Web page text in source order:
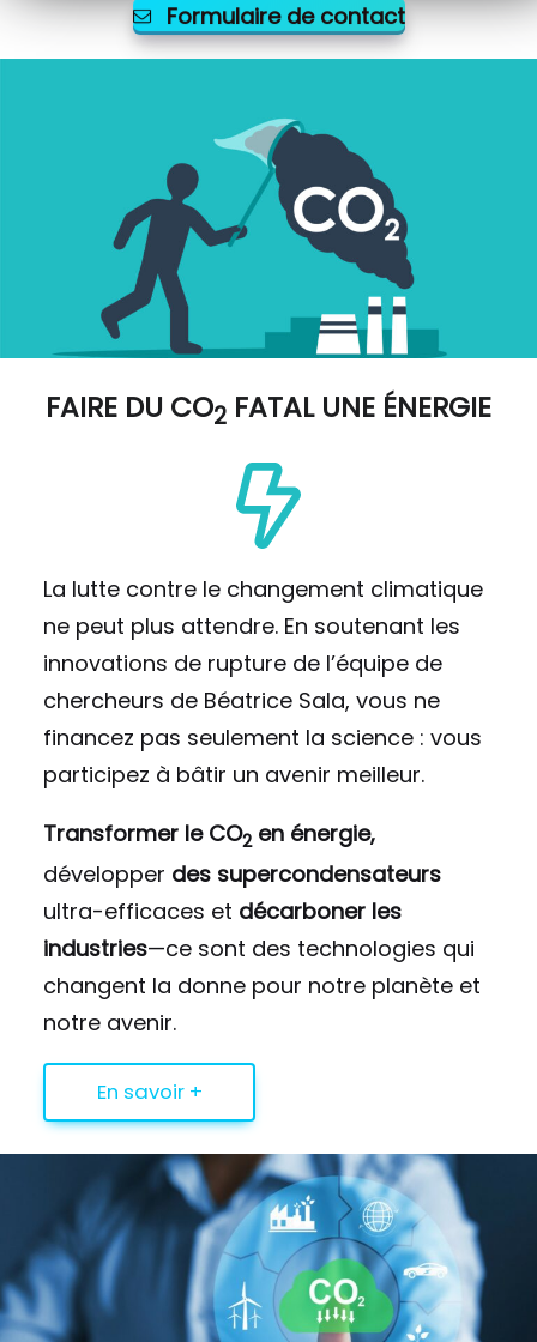
Formulaire de contact
FAIRE DU CO2 FATAL UNE ÉNERGIE
La lutte contre le changement climatique
ne peut plus attendre. En soutenant les
innovations de rupture de l’équipe de
chercheurs de Béatrice Sala, vous ne
financez pas seulement la science : vous
participez à bâtir un avenir meilleur.
Transformer le CO2 en énergie,
développer des supercondensateurs
ultra-efficaces et décarboner les
industries—ce sont des technologies qui
changent la donne pour notre planète et
notre avenir.
En savoir +